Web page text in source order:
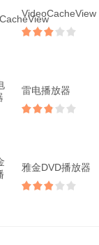
VideoCacheView
雷电播放器
雅金DVD播放器